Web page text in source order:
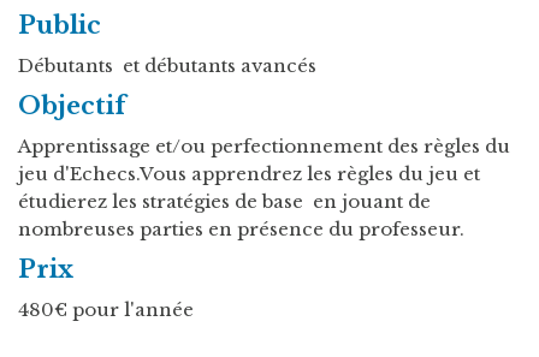
Public
Débutants et débutants avancés
Objectif
Apprentissage et/ou perfectionnement des règles du
jeu d'Echecs.Vous apprendrez les règles du jeu et
étudierez les stratégies de base en jouant de
nombreuses parties en présence du professeur.
Prix
480€ pour l'année